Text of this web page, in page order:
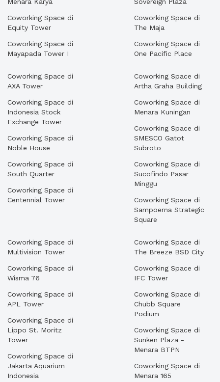
Coworking Space di
Equity Tower
Coworking Space di
Mayapada Tower I
Coworking Space di
The Maja
Coworking Space di
One Pacific Place
Coworking Space di
AXA Tower
Coworking Space di
Indonesia Stock
Exchange Tower
Coworking Space di
Noble House
Coworking Space di
South Quarter
Coworking Space di
Centennial Tower
Coworking Space di
Artha Graha Building
Coworking Space di
Menara Kuningan
Coworking Space di
SMESCO Gatot
Subroto
Coworking Space di
Sucofindo Pasar
Minggu
Coworking Space di
Sampoerna Strategic
Square
Coworking Space di
Multivision Tower
Coworking Space di
Wisma 76
Coworking Space di
APL Tower
Coworking Space di
Lippo St. Moritz
Tower
Coworking Space di
Jakarta Aquarium
Indonesia
Coworking Space di
The Breeze BSD City
Coworking Space di
IFC Tower
Coworking Space di
Chubb Square
Podium
Coworking Space di
Sunken Plaza -
Menara BTPN
Coworking Space di
Menara 165